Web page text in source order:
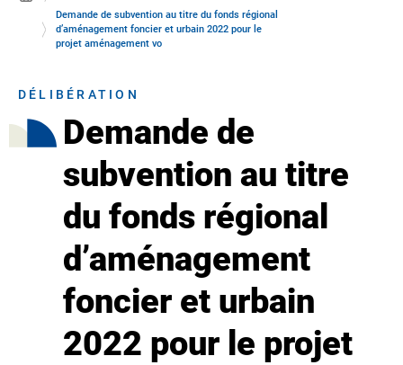
Demande de subvention au titre du fonds régional
d’aménagement foncier et urbain 2022 pour le
projet aménagement vo
DÉLIBÉRATION
Demande de
subvention au titre
du fonds régional
d’aménagement
foncier et urbain
2022 pour le projet